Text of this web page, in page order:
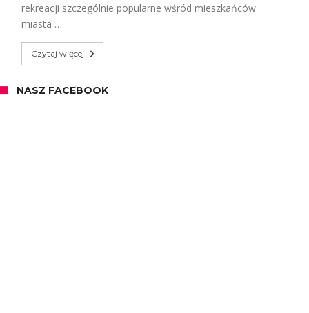
rekreacji szczególnie popularne wśród mieszkańców
miasta …
Czytaj więcej
NASZ FACEBOOK